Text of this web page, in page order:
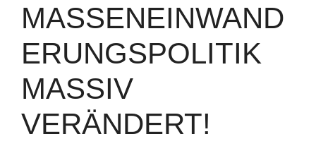
MASSENEINWAND
ERUNGSPOLITIK
MASSIV
VERÄNDERT!